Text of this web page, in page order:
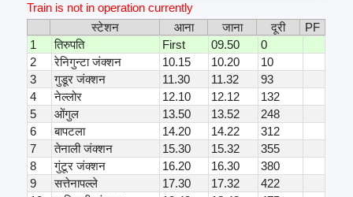
Train is not in operation currently
स्टेशन
आना जाना दूरी
PF
1
तिरुपति First 09.50
0
2
रेनिगुन्टा जंक्शन 10.15 10.20
10
3
गुडूर जंक्शन 11.30 11.32
93
4
नेल्लोर 12.10 12.12
132
5
ओंगुल 13.50 13.52
248
6
बापटला 14.20 14.22
312
7
तेनाली जंक्शन 15.30 15.32
355
8
गुंटूर जंक्शन 16.20 16.30
380
9
सत्तेनापल्ले 17.30 17.32
422